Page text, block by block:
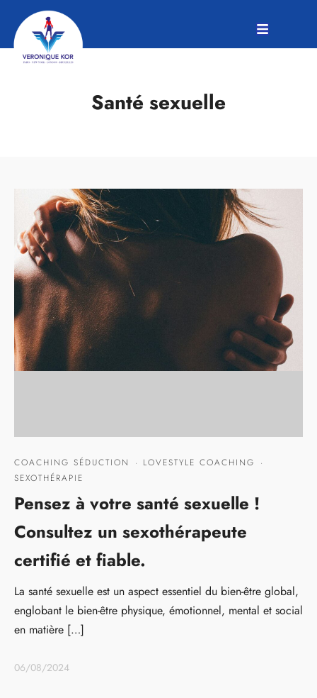
Santé sexuelle
COACHING SÉDUCTION · LOVESTYLE COACHING
·
SEXOTHÉRAPIE
Pensez à votre santé sexuelle !
Consultez un sexothérapeute
certifié et fiable.
La santé sexuelle est un aspect essentiel du bien-être global,
englobant le bien-être physique, émotionnel, mental et social
en matière […]
06/08/2024